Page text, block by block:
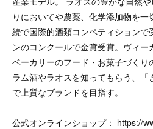
りにおいてや農薬、化学添加物を
続で国際的酒類コンペティションで
ンのコンクールで金賞受賞。ヴィ
ベーカリーのフード・お菓子づくり
ラム酒やラオスを知ってもらう、
で上質なブランドを目指す。
公式オンラインショップ： https://